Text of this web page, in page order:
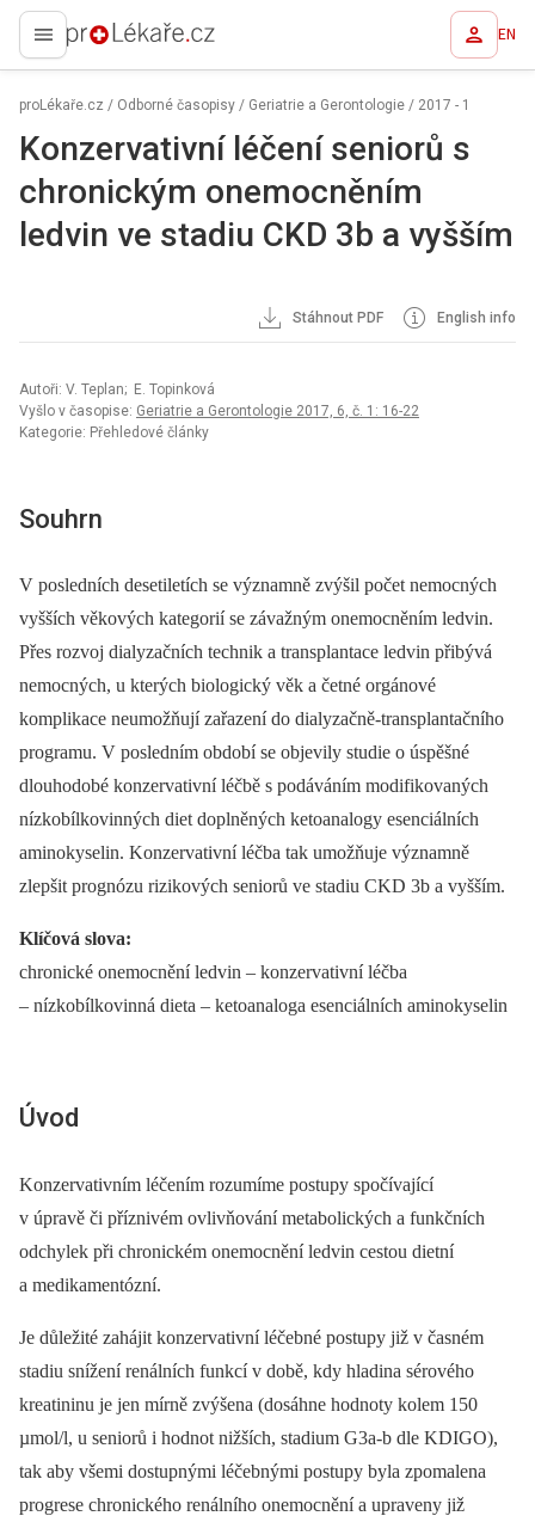
proLékaře.cz EN
proLékaře.cz / Odborné časopisy / Geriatrie a Gerontologie / 2017 - 1
Konzervativní léčení seniorů s
chronickým onemocněním
ledvin ve stadiu CKD 3b a vyšším
Stáhnout PDF English info
Autoři: V. Teplan; E. Topinková
Vyšlo v časopise: Geriatrie a Gerontologie 2017, 6, č. 1: 16-22
Kategorie: Přehledové články
Souhrn
V posledních desetiletích se významně zvýšil počet nemocných
vyšších věkových kategorií se závažným onemocněním ledvin.
Přes rozvoj dialyzačních technik a transplantace ledvin přibývá
nemocných, u kterých biologický věk a četné orgánové
komplikace neumožňují zařazení do dialyzačně-transplantačního
programu. V posledním období se objevily studie o úspěšné
dlouhodobé konzervativní léčbě s podáváním modifikovaných
nízkobílkovinných diet doplněných ketoanalogy esenciálních
aminokyselin. Konzervativní léčba tak umožňuje významně
zlepšit prognózu rizikových seniorů ve stadiu CKD 3b a vyšším.
Klíčová slova:
chronické onemocnění ledvin –⁠ konzervativní léčba
–⁠ nízkobílkovinná dieta –⁠ ketoanaloga esenciálních aminokyselin
Úvod
Konzervativním léčením rozumíme postupy spočívající
v úpravě či příznivém ovlivňování metabolických a funkčních
odchylek při chronickém onemocnění ledvin cestou dietní
a medikamentózní.
Je důležité zahájit konzervativní léčebné postupy již v časném
stadiu snížení renálních funkcí v době, kdy hladina sérového
kreatininu je jen mírně zvýšena (dosáhne hodnoty kolem 150
µmol/l, u seniorů i hodnot nižších, stadium G3a-b dle KDIGO),
tak aby všemi dostupnými léčebnými postupy byla zpomalena
progrese chronického renálního onemocnění a upraveny již